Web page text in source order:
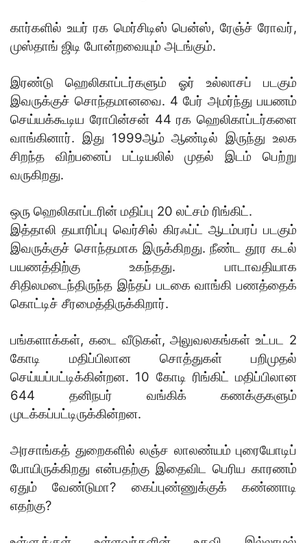
கார்களில் உயர் ரக மெர்சிடிஸ் பென்ஸ், ரேஞ்ச் ரோவர்,
முஸ்தாங் ஜிடி போன்றவையும் அடங்கும்.
இரண்டு ஹெலிகாப்டர்களும் ஓர் உல்லாசப் படகும்
இவருக்குச் சொந்தமானவை. 4 பேர் அமர்ந்து பயணம்
செய்யக்கூடிய ரோபின்சன் 44 ரக ஹெலிகாப்டர்களை
வாங்கினார். இது 1999ஆம் ஆண்டில் இருந்து உலக
சிறந்த விற்பனைப் பட்டியலில் முதல் இடம் பெற்று
வருகிறது.
ஒரு ஹெலிகாப்டரின் மதிப்பு 20 லட்சம் ரிங்கிட்.
இத்தாலி தயாரிப்பு வெர்சில் கிரஃப்ட் ஆடம்பரப் படகும்
இவருக்குச் சொந்தமாக இருக்கிறது. நீண்ட தூர கடல்
பயணத்திற்கு உகந்தது. பாடாவதியாக
சிதிலமடைந்திருந்த இந்தப் படகை வாங்கி பணத்தைக்
கொட்டிச் சீரமைத்திருக்கிறார்.
பங்களாக்கள், கடை வீடுகள், அலுவலகங்கள் உட்பட 2
கோடி மதிப்பிலான சொத்துகள் பறிமுதல்
செய்யப்பட்டிக்கின்றன. 10 கோடி ரிங்கிட் மதிப்பிலான
644 தனிநபர் வங்கிக் கணக்குகளும்
முடக்கப்பட்டிருக்கின்றன.
அரசாங்கத் துறைகளில் லஞ்ச லாலண்யம் புரையோடிப்
போயிருக்கிறது என்பதற்கு இதைவிட பெரிய காரணம்
ஏதும் வேண்டுமா? கைப்புண்ணுக்குக் கண்ணாடி
எதற்கு?